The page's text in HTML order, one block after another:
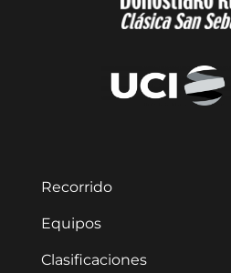
Recorrido
Equipos
Clasificaciones